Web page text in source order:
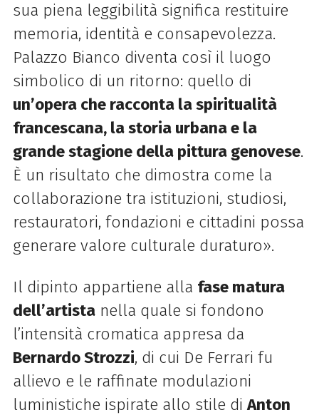
sua piena leggibilità significa restituire
memoria, identità e consapevolezza.
Palazzo Bianco diventa così il luogo
simbolico di un ritorno: quello di
un’opera che racconta la spiritualità
francescana, la storia urbana e la
grande stagione della pittura genovese.
È un risultato che dimostra come la
collaborazione tra istituzioni, studiosi,
restauratori, fondazioni e cittadini possa
generare valore culturale duraturo».
Il dipinto appartiene alla fase matura
dell’artistanella quale si fondono
l’intensità cromatica appresa da
Bernardo Strozzi, di cui De Ferrari fu
allievo e le raffinate modulazioni
luministiche ispirate allo stile diAnton